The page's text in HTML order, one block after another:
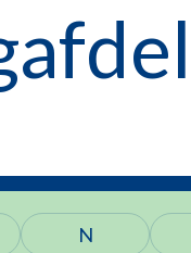
N